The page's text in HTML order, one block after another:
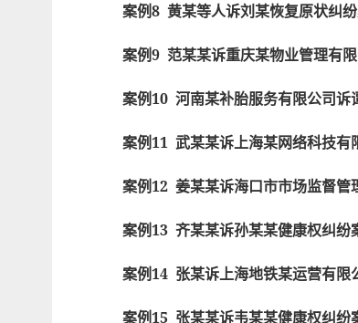
案例8 黄某等人诉刘某恢复原状纠
案例9 范某某诉重庆某物业管理有
案例10 河南某补胎服务有限公司诉
案例11 武某某诉上海某网络科技有
案例12 姜某某诉海口市市场监督管
案例13 齐某某诉孙某某健康权纠纷
案例14 张某诉上海地铁某运营有限
案例15 张某某诉韦某某健康权纠纷